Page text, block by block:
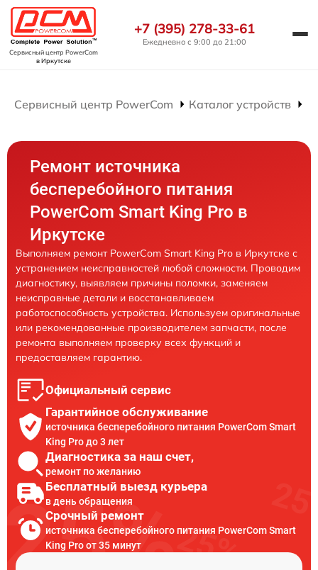
Сервисный центр PowerCom
в Иркутске
+7 (395) 278-33-61
Ежедневно с 9:00 до 21:00
Сервисный центр PowerCom Каталог устройств
Ремонт источника
бесперебойного питания
PowerCom Smart King Pro в
Иркутске
Выполняем ремонт PowerCom Smart King Pro в Иркутске с
устранением неисправностей любой сложности. Проводим
диагностику, выявляем причины поломки, заменяем
неисправные детали и восстанавливаем
работоспособность устройства. Используем оригинальные
или рекомендованные производителем запчасти, после
ремонта выполняем проверку всех функций и
предоставляем гарантию.
Официальный сервис
Гарантийное обслуживание
источника бесперебойного питания PowerCom Smart
King Pro до 3 лет
Диагностика за наш счет,
ремонт по желанию
Бесплатный выезд курьера
в день обращения
Срочный ремонт
источника бесперебойного питания PowerCom Smart
King Pro от 35 минут